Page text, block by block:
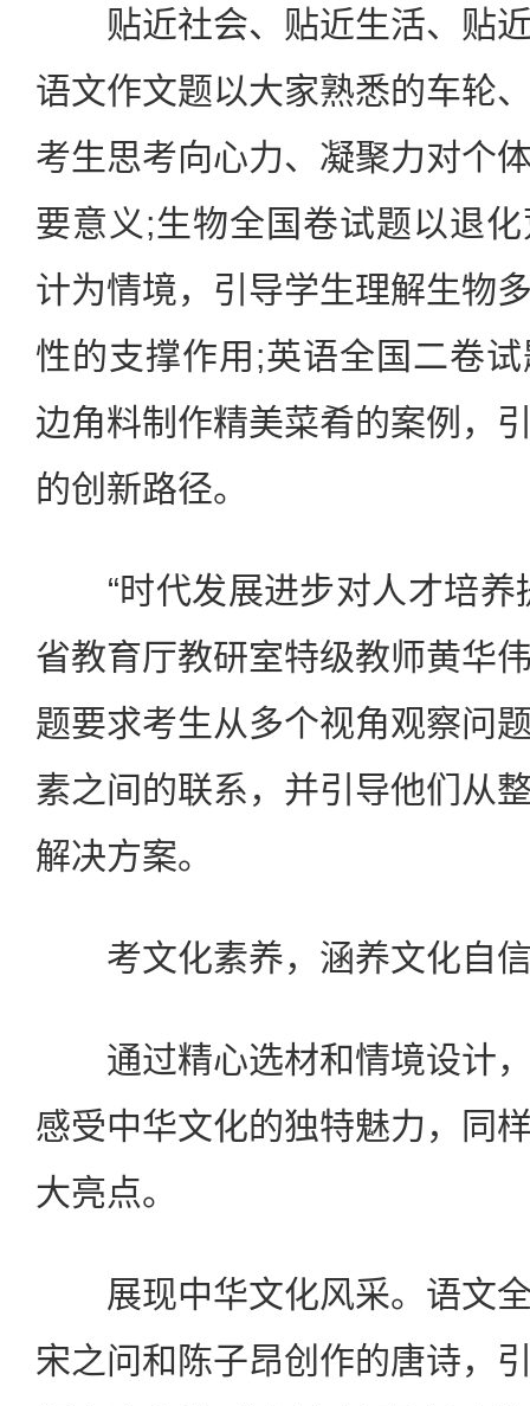
贴近社会、贴近生活、贴近
语文作文题以大家熟悉的车轮
考生思考向心力、凝聚力对个
要意义;生物全国卷试题以退
计为情境，引导学生理解生物
性的支撑作用;英语全国二卷
边角料制作精美菜肴的案例，
的创新路径。
“时代发展进步对人才培养
省教育厅教研室特级教师黄华
题要求考生从多个视角观察问
素之间的联系，并引导他们从
解决方案。
考文化素养，涵养文化自
通过精心选材和情境设计，
感受中华文化的独特魅力，同
大亮点。
展现中华文化风采。语文全
宋之问和陈子昂创作的唐诗，